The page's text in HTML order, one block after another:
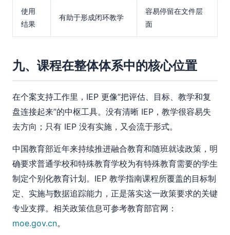
使用
结果
有助于形成闭环教学
容易停留在文件层
面
九、课程在整体体系中的核心位置
在个案支持工作里，IEP 更像”把评估、目标、教学和复
盘连接起来”的中枢工具。没有清晰 IEP，教学很容易失
去方向；只有 IEP 没有实施，又会流于形式。
中国教育部近年来持续推进融合教育和随班就读政策，明
确要求普通学校和特殊教育学校为有特殊教育需要的学生
制定个别化教育计划。IEP 教学指南课程所覆盖的目标制
定、实施与数据追踪能力，正是落实这一政策要求的关键
专业支撑。相关政策信息可参考教育部官网：
moe.gov.cn。